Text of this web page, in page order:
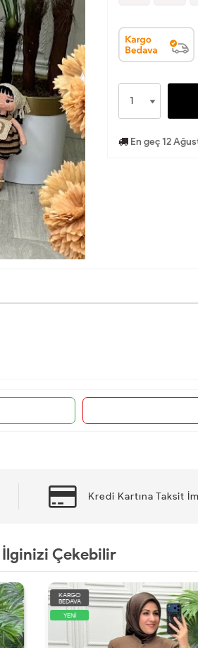
En geç 12
Kredi Kartına Taksit
Çekebilir
KARGO
BEDAVA